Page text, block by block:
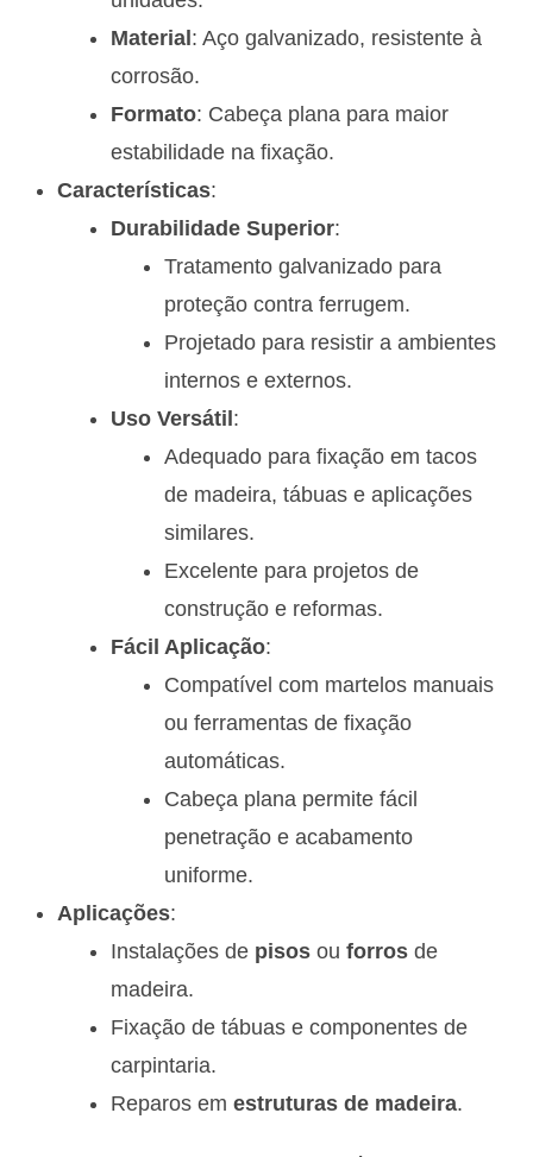
Material: Aço galvanizado, resistente à
corrosão.
Formato: Cabeça plana para maior
estabilidade na fixação.
Características:
Durabilidade Superior:
Tratamento galvanizado para
proteção contra ferrugem.
Projetado para resistir a ambientes
internos e externos.
Uso Versátil:
Adequado para fixação em tacos
de madeira, tábuas e aplicações
similares.
Excelente para projetos de
construção e reformas.
Fácil Aplicação:
Compatível com martelos manuais
ou ferramentas de fixação
automáticas.
Cabeça plana permite fácil
penetração e acabamento
uniforme.
Aplicações:
Instalações de pisos ou forros de
madeira.
Fixação de tábuas e componentes de
carpintaria.
Reparos em estruturas de madeira.